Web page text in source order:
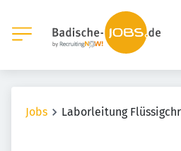
Jobs Laborleitung